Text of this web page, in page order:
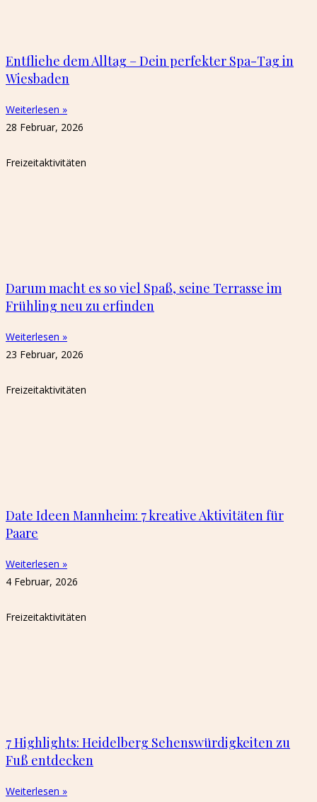
Entfliehe dem Alltag – Dein perfekter Spa-Tag in
Wiesbaden
Weiterlesen »
28 Februar, 2026
Freizeitaktivitäten
Darum macht es so viel Spaß, seine Terrasse im
Frühling neu zu erfinden
Weiterlesen »
23 Februar, 2026
Freizeitaktivitäten
Date Ideen Mannheim: 7 kreative Aktivitäten für
Paare
Weiterlesen »
4 Februar, 2026
Freizeitaktivitäten
7 Highlights: Heidelberg Sehenswürdigkeiten zu
Fuß entdecken
Weiterlesen »